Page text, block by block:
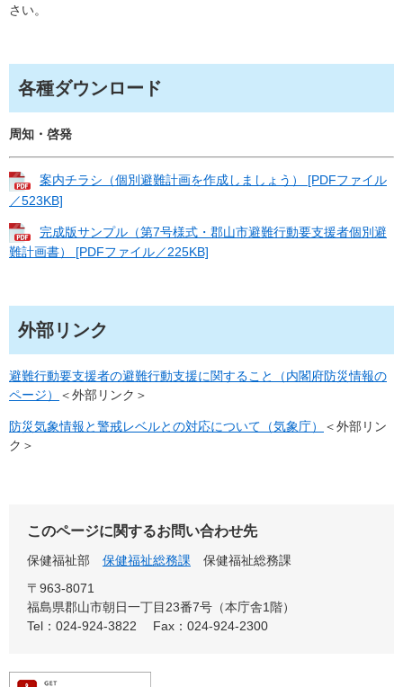
さい。
各種ダウンロード
周知・啓発
案内チラシ（個別避難計画を作成しましょう） [PDFファイル
／523KB]
完成版サンプル（第7号様式・郡山市避難行動要支援者個別避
難計画書） [PDFファイル／225KB]
外部リンク
避難行動要支援者の避難行動支援に関すること（内閣府防災情報の
ページ）
＜外部リンク＞
防災気象情報と警戒レベルとの対応について（気象庁）
＜外部リン
ク＞
このページに関するお問い合わせ先
保健福祉部 保健福祉総務課
保健福祉総務課
〒963-8071
福島県郡山市朝日一丁目23番7号（本庁舎1階）
Tel：024-924-3822
Fax：024-924-2300